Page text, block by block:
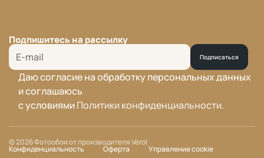
Подпишитесь на рассылку
Подписаться
Даю согласие на обработку персональных данных
и соглашаюсь
с условиямиПолитики конфиденциальности.
© 2026 Фотообои от производителя Verol
Конфиденциальность Оферта Управление cookie